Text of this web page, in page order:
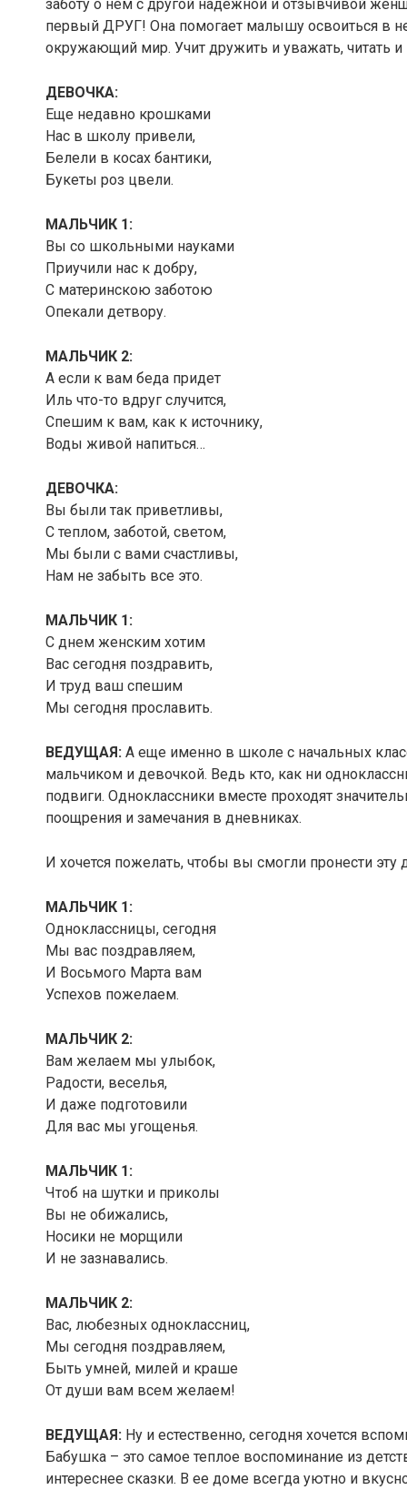
заботу о нем с другой надежной и отзывчивой
первый ДРУГ! Она помогает малышу освоиться в
окружающий мир. Учит дружить и уважать, читать
ДЕВОЧКА:
Еще недавно крошками
Нас в школу привели,
Белели в косах бантики,
Букеты роз цвели.
МАЛЬЧИК 1:
Вы со школьными науками
Приучили нас к добру,
С материнскою заботою
Опекали детвору.
МАЛЬЧИК 2:
А если к вам беда придет
Иль что-то вдруг случится,
Спешим к вам, как к источнику,
Воды живой напиться…
ДЕВОЧКА:
Вы были так приветливы,
С теплом, заботой, светом,
Мы были с вами счастливы,
Нам не забыть все это.
МАЛЬЧИК 1:
С днем женским хотим
Вас сегодня поздравить,
И труд ваш спешим
Мы сегодня прославить.
ВЕДУЩАЯ: А еще именно в школе с начальных
мальчиком и девочкой. Ведь кто, как ни
подвиги. Одноклассники вместе проходят
поощрения и замечания в дневниках.
И хочется пожелать, чтобы вы смогли пронести эту
МАЛЬЧИК 1:
Одноклассницы, сегодня
Мы вас поздравляем,
И Восьмого Марта вам
Успехов пожелаем.
МАЛЬЧИК 2:
Вам желаем мы улыбок,
Радости, веселья,
И даже подготовили
Для вас мы угощенья.
МАЛЬЧИК 1:
Чтоб на шутки и приколы
Вы не обижались,
Носики не морщили
И не зазнавались.
МАЛЬЧИК 2:
Вас, любезных одноклассниц,
Мы сегодня поздравляем,
Быть умней, милей и краше
От души вам всем желаем!
ВЕДУЩАЯ: Ну и естественно, сегодня хочется
Бабушка – это самое теплое воспоминание из
интереснее сказки. В ее доме всегда уютно и